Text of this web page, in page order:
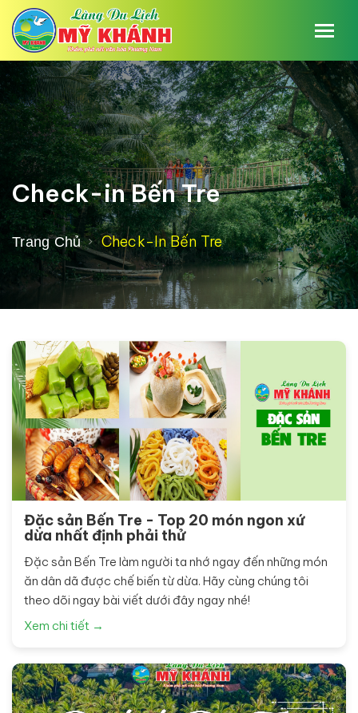
Check-in Bến Tre
Trang Chủ Check-In Bến Tre
Đặc sản Bến Tre - Top 20 món ngon xứ
dừa nhất định phải thử
Đặc sản Bến Tre làm người ta nhớ ngay đến những món
ăn dân dã được chế biến từ dừa. Hãy cùng chúng tôi
theo dõi ngay bài viết dưới đây ngay nhé!
Xem chi tiết →